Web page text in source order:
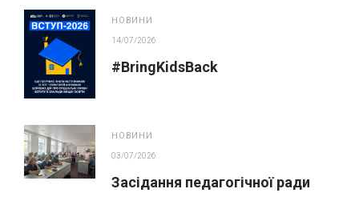
НОВИНИ
14/07/2026
#BringKidsBack
НОВИНИ
03/07/2026
Засідання педагогічної ради